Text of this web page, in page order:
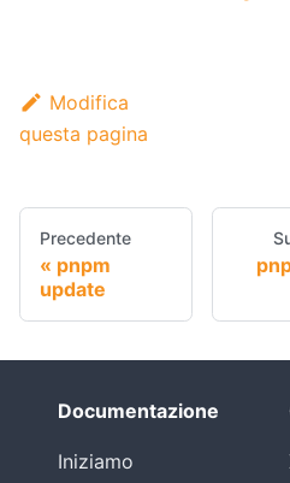
Modifica
questa pagina
Precedente
pnpm
update
Documentazione
Iniziamo